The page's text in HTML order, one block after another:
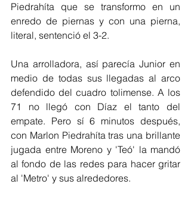
Piedrahíta que se transformo en un
enredo de piernas y con una pierna,
literal, sentenció el 3-2.
Una arrolladora, así parecía Junior en
medio de todas sus llegadas al arco
defendido del cuadro tolimense. A los
71 no llegó con Díaz el tanto del
empate. Pero sí 6 minutos después,
con Marlon Piedrahíta tras una brillante
jugada entre Moreno y 'Teó' la mandó
al fondo de las redes para hacer gritar
al 'Metro' y sus alrededores.